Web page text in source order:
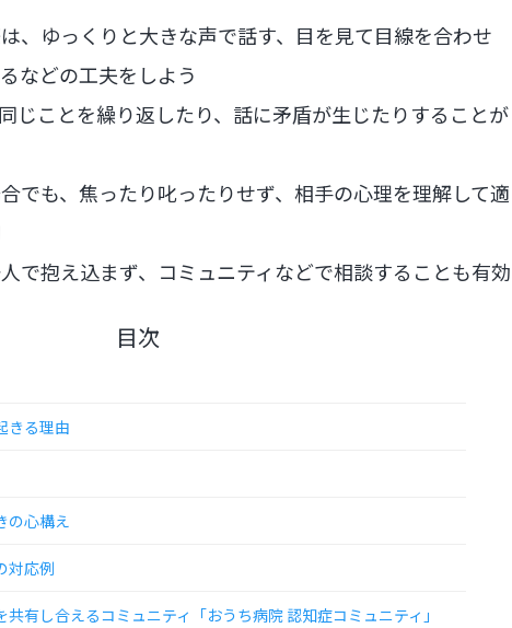
、ゆっくりと大きな声で話す、目を見て目線を合わせ
などの工夫をしよう
じことを繰り返したり、話に矛盾が生じたりすることが
でも、焦ったり叱ったりせず、相手の心理を理解して適
で抱え込まず、コミュニティなどで相談することも有効
目次
きる理由
の心構え
対応例
有し合えるコミュニティ「おうち病院 認知症コミュニティ」